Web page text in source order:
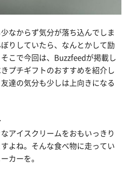
なからず気分が落ち込んでしま
りしていたら、なんとかして励
こで今回は、Buzzfeedが掲載し
プチギフトのおすすめを紹介し
達の気分も少しは上向きになる
アイスクリームをおもいっきり
よね。そんな食べ物に走ってい
カーを。